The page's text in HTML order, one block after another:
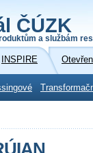
ČÚZK
a službám
INSPIRE